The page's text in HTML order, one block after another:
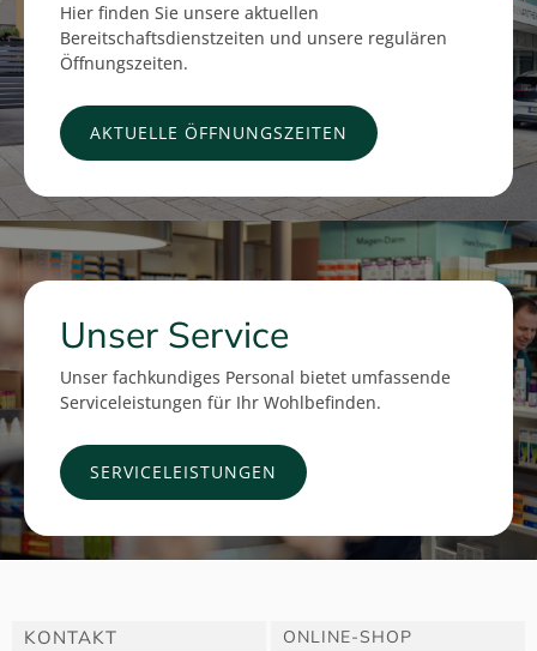
Hier finden Sie unsere aktuellen
Bereitschaftsdienstzeiten und unsere regulären
Öffnungszeiten.
AKTUELLE ÖFFNUNGSZEITEN
Unser Service
Unser fachkundiges Personal bietet umfassende
Serviceleistungen für Ihr Wohlbefinden.
SERVICELEISTUNGEN
KONTAKT ONLINE-SHOP